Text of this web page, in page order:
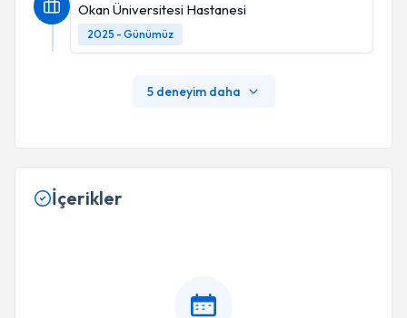
Okan Üniversitesi Hastanesi
2025 - Günümüz
5 deneyim daha
İçerikler